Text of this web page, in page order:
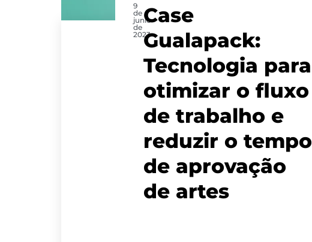
9
de
junio
de
2023
Case
Gualapack:
Tecnologia para
otimizar o fluxo
de trabalho e
reduzir o tempo
de aprovação
de artes